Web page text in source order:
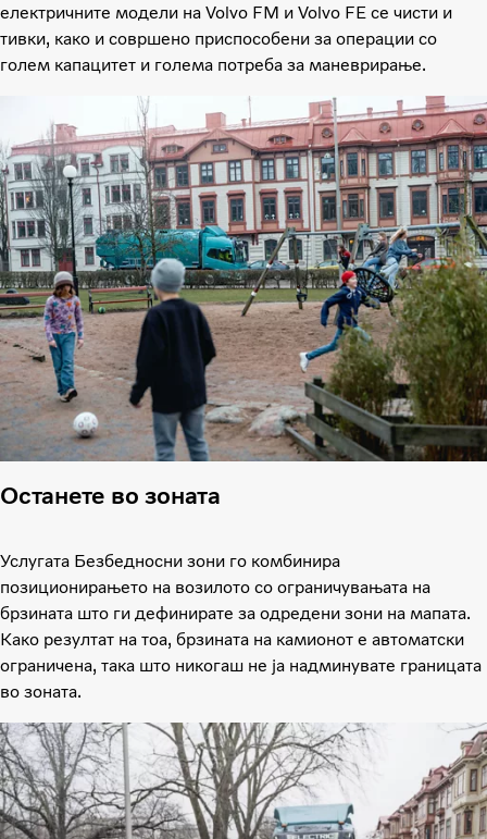
електричните модели на Volvo FM и Volvo FE се чисти и
тивки, како и совршено приспособени за операции со
голем капацитет и голема потреба за маневрирање.
Останете во зоната
Услугата Безбедносни зони го комбинира
позиционирањето на возилото со ограничувањата на
брзината што ги дефинирате за одредени зони на мапата.
Како резултат на тоа, брзината на камионот е автоматски
ограничена, така што никогаш не ја надминувате границата
во зоната.